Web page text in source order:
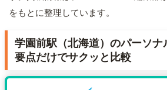
をもとに整理しています。
学園前駅（北海道）のパーソナ
要点だけでサクッと比較